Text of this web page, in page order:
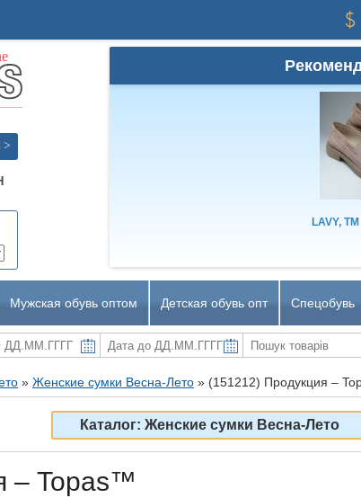
>
LAVY, TM
Мужская обувь оптом Детская обувь опт Спецобувь
» Женские сумки Весна-Лето » (151212) Продукция –
Каталог: Женские сумки Весна-Лето
– Topas™